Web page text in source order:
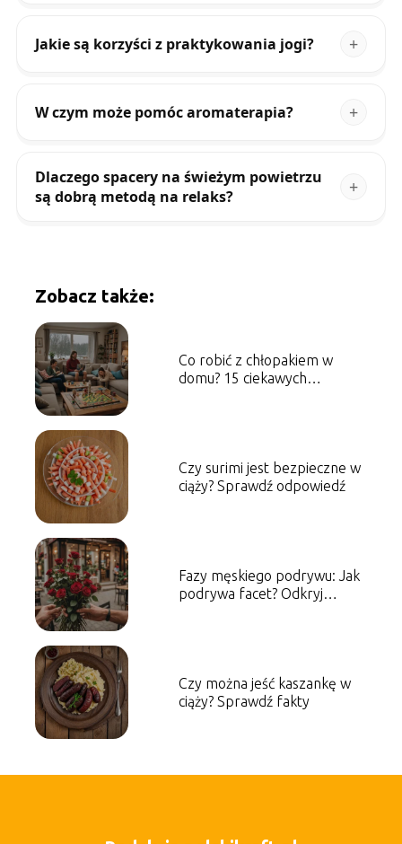
Jakie są korzyści z praktykowania jogi?
W czym może pomóc aromaterapia?
Dlaczego spacery na świeżym powietrzu
są dobrą metodą na relaks?
Zobacz także:
Co robić z chłopakiem w
domu? 15 ciekawych
Czy surimi jest bezpieczne w
ciąży? Sprawdź odpowiedź
Fazy męskiego podrywu: Jak
podrywa facet? Odkryj
Czy można jeść kaszankę w
ciąży? Sprawdź fakty